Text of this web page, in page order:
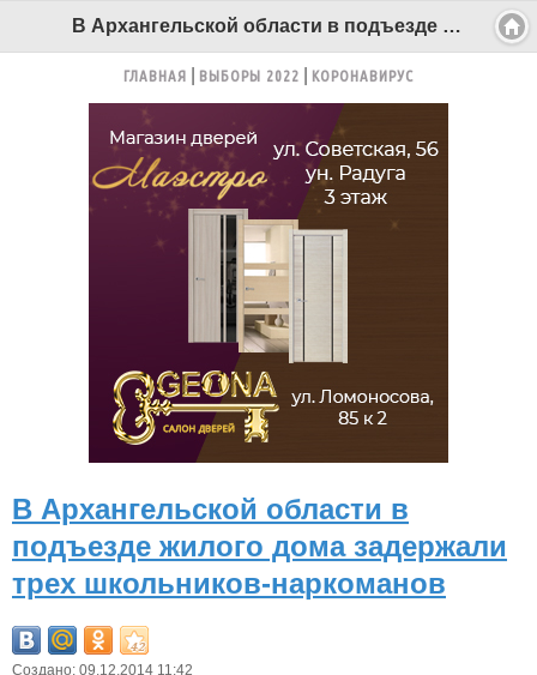
В Архангельской области в подъезде жилого дома задержали трех школьников-наркоманов - Беломорканал Северодвинск tv29.ru
ГЛАВНАЯ ВЫБОРЫ 2022 КОРОНАВИРУС
В Архангельской области в
подъезде жилого дома задержали
трех школьников-наркоманов
Создано: 09.12.2014 11:42